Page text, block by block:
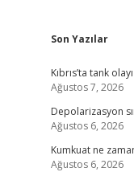
Son Yazılar
Kıbrıs’ta tank
Ağustos 7, 2026
Depolarizasyon
Ağustos 6, 2026
Kumkuat ne
Ağustos 6, 2026